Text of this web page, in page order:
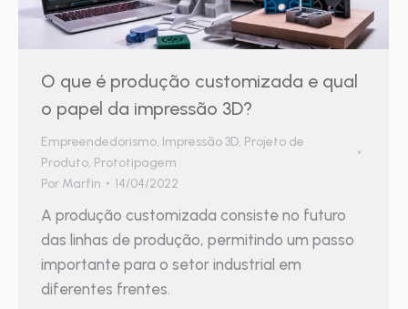
O que é produção customizada e qual
o papel da impressão 3D?
Empreendedorismo, Impressão 3D, Projeto de
Produto, Prototipagem
Por Marfin 14/04/2022
A produção customizada consiste no futuro
das linhas de produção, permitindo um passo
importante para o setor industrial em
diferentes frentes.